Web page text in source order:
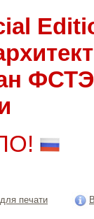
печати